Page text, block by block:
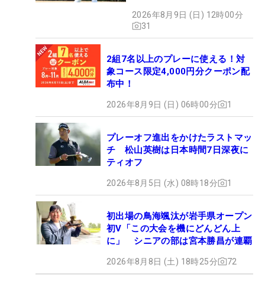
2026年8月9日 (日) 12時00分
31
2組7名以上のプレーに使える！対
象コース限定4,000円分クーポン配
布中！
2026年8月9日 (日) 06時00分 1
プレーオフ進出をかけたラストマッ
チ 松山英樹は日本時間7日深夜に
ティオフ
2026年8月5日 (水) 08時18分 1
初出場の鳥海颯汰が岩手県オープン
初V「この大会を機にどんどん上
に」 シニアの部は宮本勝昌が連覇
2026年8月8日 (土) 18時25分 72